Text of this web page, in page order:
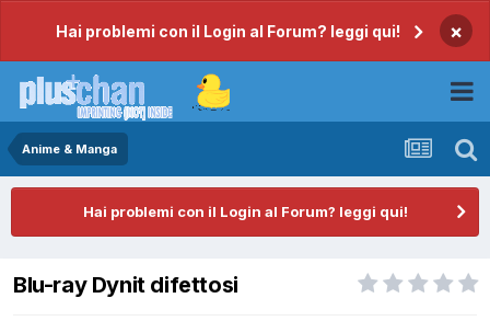
Hai problemi con il Login al Forum? leggi qui! ×
Anime & Manga
Hai problemi con il Login al Forum? leggi qui!
Blu-ray Dynit difettosi